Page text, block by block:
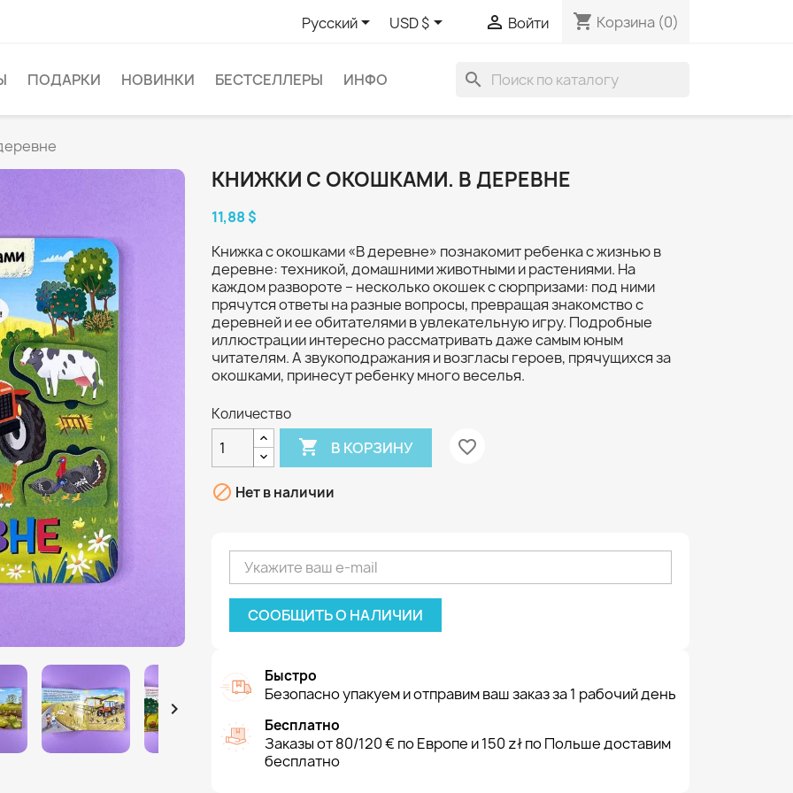
Русский USD $  Войти shopping_cart Корзина (0)
ПОДАРКИ НОВИНКИ БЕСТСЕЛЛЕРЫ ИНФО search

КНИЖКИ С ОКОШКАМИ. В ДЕРЕВНЕ
11,88 $
Книжка с окошками «В деревне» познакомит ребенка с жизнью в
деревне: техникой, домашними животными и растениями. На
каждом развороте – несколько окошек с сюрпризами: под ними
прячутся ответы на разные вопросы, превращая знакомство с
деревней и ее обитателями в увлекательную игру. Подробные
иллюстрации интересно рассматривать даже самым юным
читателям. А звукоподражания и возгласы героев, прячущихся за
окошками, принесут ребенку много веселья.
Количество
 В КОРЗИНУ favorite_border
 Нет в наличии
СООБЩИТЬ О НАЛИЧИИ
Быстро
Безопасно упакуем и отправим ваш заказ за 1 рабочий день
Бесплатно
Заказы от 80/120 € по Европе и 150 zł по Польше доставим
бесплатно